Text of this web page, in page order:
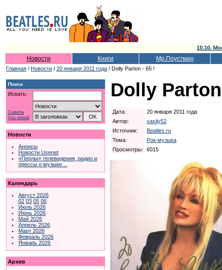
10.10.
Новости Книги Мр.Поустман
Главная / Новости / 20 января 2011 года / Dolly Parton - 65 !
Поиск
Искать:
Советы
Vox populi
Новости
Анонсы
Новости Usenet
«Перлы» телевидения, радио и
прессы о музыке…
Календарь
Август 2026
02 03 05 06
Июль 2026
Июнь 2026
Май 2026
Апрель 2026
Март 2026
Февраль 2026
Январь 2026
Архив
Dolly
Дата:
20 января 2011 года
Автор:
vasily52
Источник:
Beatles.ru
Тема:
Рок-музыка
Просмотры:
6015